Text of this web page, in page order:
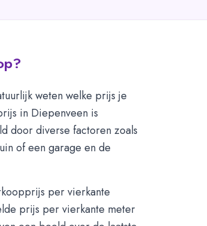
weten welke prijs je
in Diepenveen is
door diverse factoren zoals
of een garage en de
per vierkante
prijs per vierkante meter